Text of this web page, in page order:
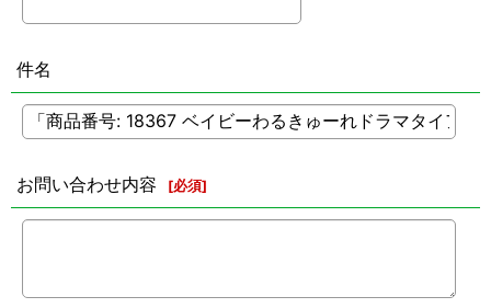
件名
お問い合わせ内容 [必須]